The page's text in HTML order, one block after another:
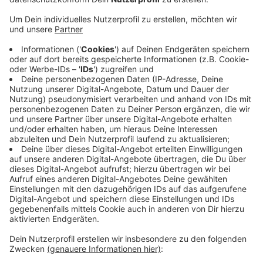
Dienstag, 09.08.2022 10:34
Daher ist er auf der Suche nach einem
kostengünstigen Stellplatz, gerne auch auf einem
Bauernhof oder ähnlichem.
Wenn Sie helfen können – hier können Sie Kontakt zu
Malik aufnehmen:
Per Mail über:m.afolabi@web.de
oderHIER per Facebook.
Anzeige